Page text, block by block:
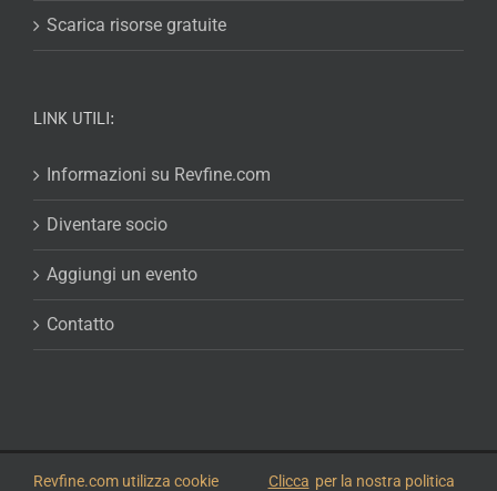
Scarica risorse gratuite
LINK UTILI:
Informazioni su Revfine.com
Diventare socio
Aggiungi un evento
Contatto
© 2026Revfine.com-Termini e condizioni pubblicitari-politica sulla
Revfine.com utilizza cookie Clicca per la nostra politica